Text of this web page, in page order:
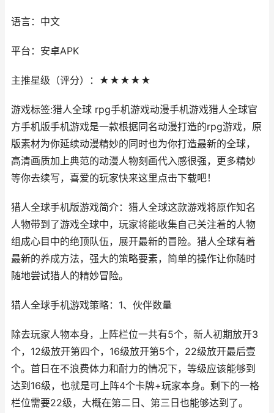
语言：中文
平台：安卓APK
主推星级（评分）：★★★★★
游戏标签:猎人全球 rpg手机游戏动漫手机游戏猎人全球官
方手机版手机游戏是一款根据同名动漫打造的rpg游戏，原
版素材为你延续动漫精妙的同时也为你打造最新的全球，
高清画质加上典范的动漫人物刻画代入感很强，更多精妙
等你去续写，喜爱的玩家快来这里点击下载吧！
猎人全球手机版游戏简介：猎人全球这款游戏将原作知名
人物带到了游戏全球中，玩家将能收集自己关注着的人物
组成心目中的绝顶队伍，展开最新的冒险。猎人全球有着
最新的养成方法，强大的策略要素，简单的操作让你随时
随地尝试猎人的精妙冒险。
猎人全球手机游戏策略：1、伙伴数量
除去玩家人物本身，上阵栏位一共有5个，新人初期放开3
个，12级放开第四个，16级放开第5个，22级放开最后壹
个。首日在不浪费体力和耐力的情况下，等级应该能够到
达到16级，也就是可上阵4个卡牌+玩家本身。剩下的一格
栏位需要22级，大概在第二日、第三日也能够达到了。